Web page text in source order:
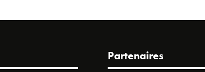
Partenaires